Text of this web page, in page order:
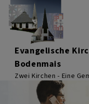
Direkt zum Inhalt
Evangelische
Bodenmais
Zwei Kirchen - Eine